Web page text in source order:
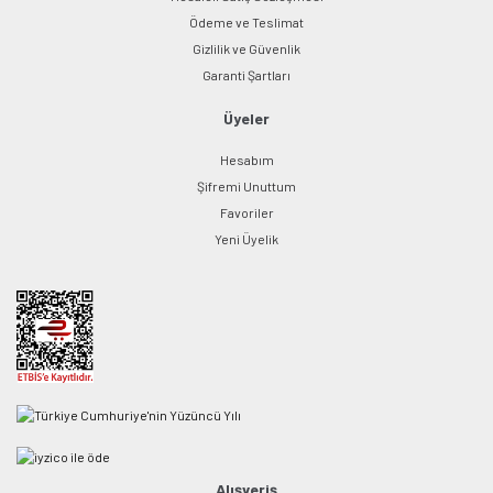
Ödeme ve Teslimat
Gizlilik ve Güvenlik
Garanti Şartları
Üyeler
Hesabım
Şifremi Unuttum
Favoriler
Yeni Üyelik
Alışveriş